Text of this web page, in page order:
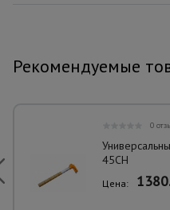
Рекомендуемые
0
45CH
Цена: